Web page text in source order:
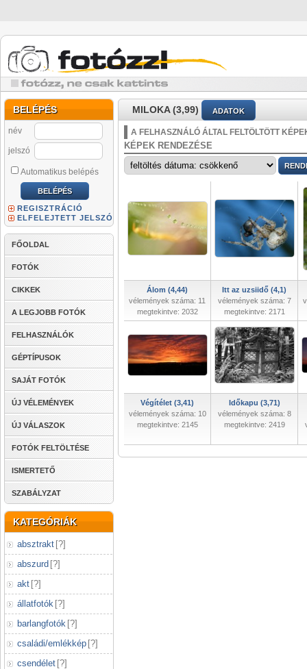
BELÉPÉS
név
jelszó
Automatikus belépés
REGISZTRÁCIÓ
ELFELEJTETT JELSZÓ
FŐOLDAL
FOTÓK
CIKKEK
A LEGJOBB FOTÓK
FELHASZNÁLÓK
GÉPTÍPUSOK
SAJÁT FOTÓK
ÚJ VÉLEMÉNYEK
ÚJ VÁLASZOK
FOTÓK FELTÖLTÉSE
ISMERTETŐ
SZABÁLYZAT
KATEGÓRIÁK
absztrakt [?]
abszurd [?]
akt [?]
állatfotók [?]
barlangfotók [?]
családi/emlékkép [?]
csendélet [?]
MILOKA (3,99) ADATOK
A FELHASZNÁLÓ ÁLTAL FELTÖLTÖTT
KÉPEK RENDEZÉSE
Álom (4,44)
vélemények száma: 11
megtekintve: 2032
Itt az uzsiidő (4,1)
vélemények száma: 7
megtekintve: 2171
Végítélet (3,41)
vélemények száma: 10
megtekintve: 2145
Időkapu (3,71)
vélemények száma: 8
megtekintve: 2419